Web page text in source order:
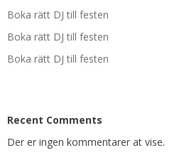
Boka rätt DJ till festen
Boka rätt DJ till festen
Boka rätt DJ till festen
Recent Comments
Der er ingen kommentarer at vise.